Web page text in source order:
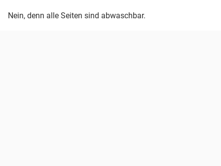
Nein, denn alle Seiten sind abwaschbar.